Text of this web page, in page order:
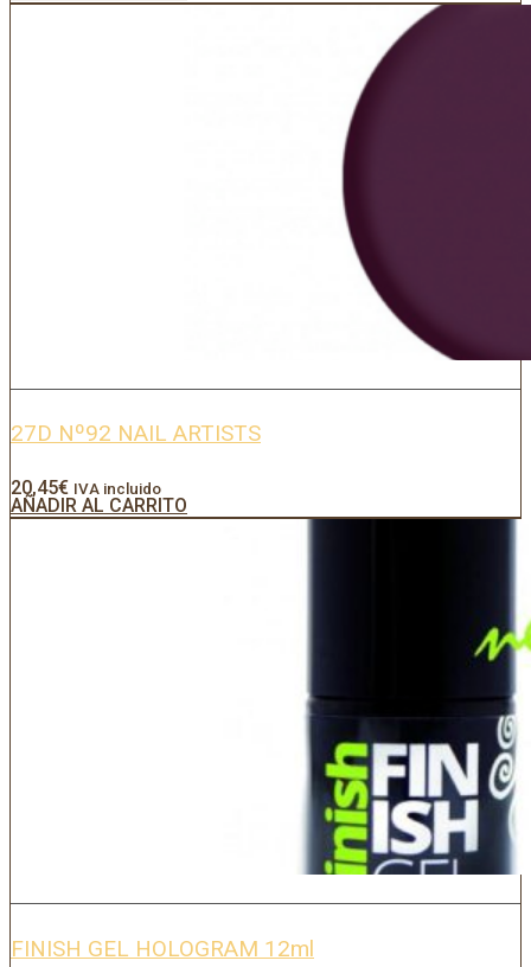
27D Nº92 NAIL ARTISTS
20,45€ IVA incluido
AÑADIR AL CARRITO
FINISH GEL HOLOGRAM 12ml